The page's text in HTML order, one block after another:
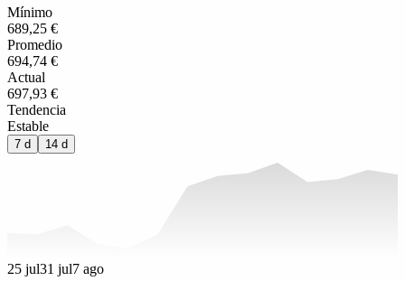
Mínimo
689,25 €
Promedio
694,74 €
Actual
697,93 €
Tendencia
Estable
7 d 14 d
25 jul31 jul7 ago